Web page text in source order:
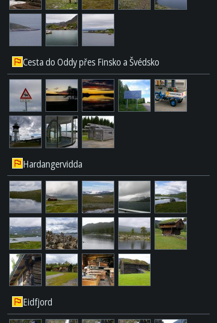
Cesta do Oddy přes Finsko a Švédsko
Hardangervidda
Eidfjord